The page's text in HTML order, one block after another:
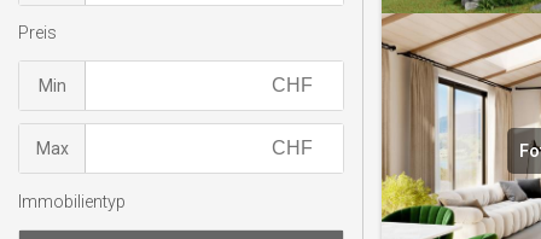
Preis
Min
Max
Immobilientyp